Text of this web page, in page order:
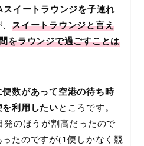
スイートラウンジを子連れ
、スイートラウンジと言え
をラウンジで過ごすことは
便数があって空港の待ち時
利用したいところです。
のほうが割高だったので
たのですが(1便しかなく競